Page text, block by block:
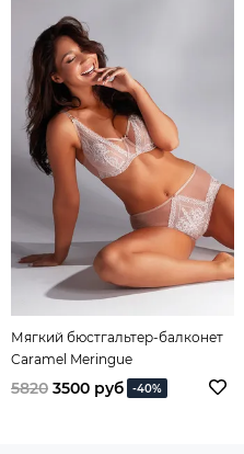
Мягкий бюстгальтер-балконет
Caramel Meringue
5820 3500 руб -40%